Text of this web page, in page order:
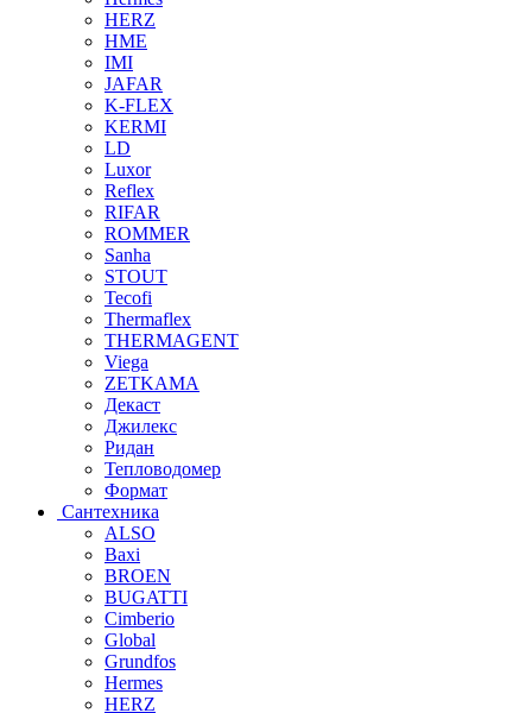
HERZ
HME
IMI
JAFAR
K-FLEX
KERMI
LD
Luxor
Reflex
RIFAR
ROMMER
Sanha
STOUT
Tecofi
Thermaflex
THERMAGENT
Viega
ZETKAMA
Декаст
Джилекс
Ридан
Тепловодомер
Формат
Сантехника
ALSO
Baxi
BROEN
BUGATTI
Cimberio
Global
Grundfos
Hermes
HERZ